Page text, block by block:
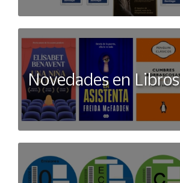
Novedades en Libros